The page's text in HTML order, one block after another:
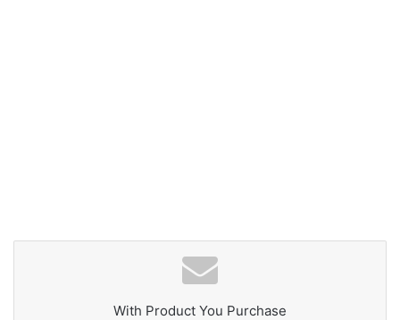
With Product You Purchase